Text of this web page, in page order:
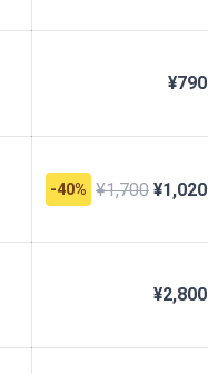
¥790
-40% ¥1,700 ¥1,020
¥2,800